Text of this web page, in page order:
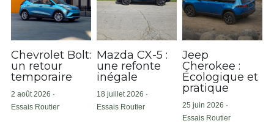
Essais Routier
Opinion
Simulateur
Assurance
Rechercher
Chevrolet Bolt:
un retour
temporaire
2 août 2026 ·
Essais Routier
Mazda CX-5 :
une refonte
inégale
18 juillet 2026 ·
Essais Routier
Jeep
Cherokee :
Écologique et
pratique
25 juin 2026 ·
Essais Routier
Radio
Cinéparc
Histoire de chars
autopsy